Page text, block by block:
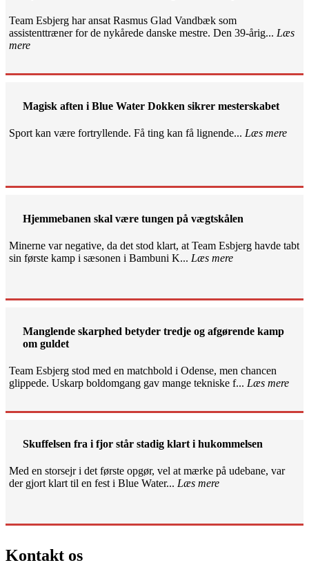
Team Esbjerg har ansat Rasmus Glad Vandbæk som
assistenttræner for de nykårede danske mestre. Den 39-årig... Læs
mere
Magisk aften i Blue Water Dokken sikrer mesterskabet
Sport kan være fortryllende. Få ting kan få lignende... Læs mere
Hjemmebanen skal være tungen på vægtskålen
Minerne var negative, da det stod klart, at Team Esbjerg havde tabt
sin første kamp i sæsonen i Bambuni K... Læs mere
Manglende skarphed betyder tredje og afgørende kamp
om guldet
Team Esbjerg stod med en matchbold i Odense, men chancen
glippede. Uskarp boldomgang gav mange tekniske f... Læs mere
Skuffelsen fra i fjor står stadig klart i hukommelsen
Med en storsejr i det første opgør, vel at mærke på udebane, var
der gjort klart til en fest i Blue Water... Læs mere
Kontakt os